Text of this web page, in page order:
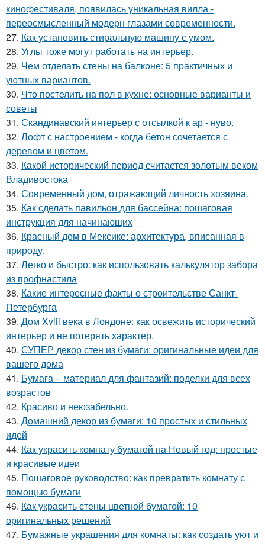
кинофестиваля, появилась уникальная вилла -
переосмысленный модерн глазами современности.
27. Как установить стиральную машину с умом.
28. Углы тоже могут работать на интерьер.
29. Чем отделать стены на балконе: 5 практичных и
уютных вариантов.
30. Что постелить на пол в кухне: основные варианты и
советы
31. Скандинавский интерьер с отсылкой к ар - нуво.
32. Лофт с настроением - когда бетон сочетается с
деревом и цветом.
33. Какой исторический период считается золотым веком
Владивостока
34. Современный дом, отражающий личность хозяина.
35. Как сделать павильон для бассейна: пошаговая
инструкция для начинающих
36. Красный дом в Мексике: архитектура, вписанная в
природу.
37. Легко и быстро: как использовать калькулятор забора
из профнастила
38. Какие интересные факты о строительстве Санкт-
Петербурга
39. Дом Xviii века в Лондоне: как освежить исторический
интерьер и не потерять характер.
40. СУПЕР декор стен из бумаги: оригинальные идеи для
вашего дома
41. Бумага – материал для фантазий: поделки для всех
возрастов
42. Красиво и неюзабельно.
43. Домашний декор из бумаги: 10 простых и стильных
идей
44. Как украсить комнату бумагой на Новый год: простые
и красивые идеи
45. Пошаговое руководство: как превратить комнату с
помощью бумаги
46. Как украсить стены цветной бумагой: 10
оригинальных решений
47. Бумажные украшения для комнаты: как создать уют и